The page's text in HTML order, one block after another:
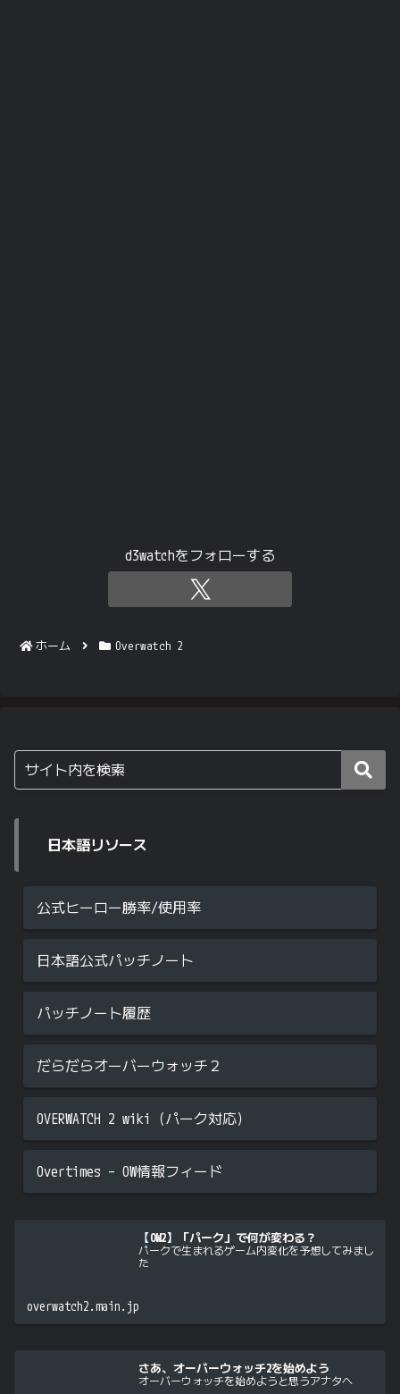
d3watchをフォローする
ホーム Overwatch 2
日本語リソース
公式ヒーロー勝率/使用率
日本語公式パッチノート
パッチノート履歴
だらだらオーバーウォッチ２
OVERWATCH 2 wiki（パーク対応）
Overtimes – OW情報フィード
【OW2】「パーク」で何が変わる？
パークで生まれるゲーム内変化を予想してみまし
た
overwatch2.main.jp
さあ、オーバーウォッチ2を始めよう
オーバーウォッチを始めようと思うアナタへ